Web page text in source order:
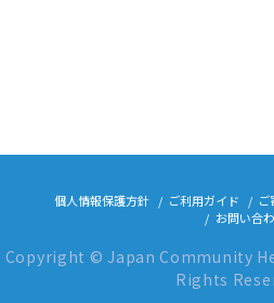
個人情報保護方針 ご利用ガイド
お問い合
Copyright © Japan Community
Rights